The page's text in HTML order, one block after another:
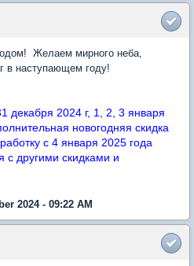
Желаем мирного неба,
в наступающем году!
декабря 2024 г, 1, 2, 3 января
новогодняя скидка
с 4 января 2025 года
с другими скидками и
2024 - 09:22 AM